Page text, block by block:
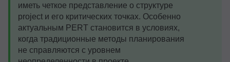
иметь четкое представление о структуре
project и его критических точках. Особенно
актуальным PERT становится в условиях,
когда традиционные методы планирования
не справляются с уровнем